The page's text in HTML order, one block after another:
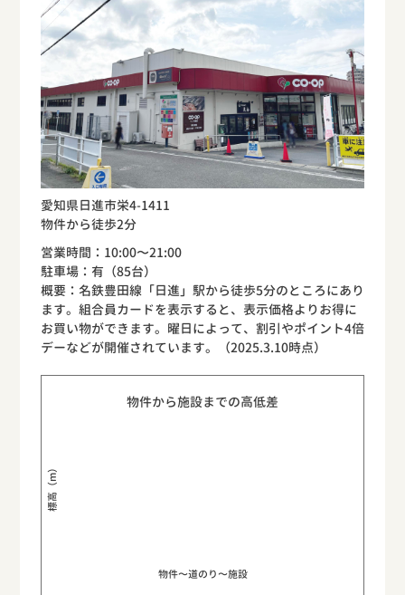
愛知県日進市栄4-1411
物件から徒歩2分
営業時間：10:00〜21:00
駐車場：有（85台）
概要：名鉄豊田線「日進」駅から徒歩5分のところにあり
ます。組合員カードを表示すると、表示価格よりお得に
お買い物ができます。曜日によって、割引やポイント4倍
デーなどが開催されています。（2025.3.10時点）
物件から施設までの高低差
標高（m）
物件〜道のり〜施設